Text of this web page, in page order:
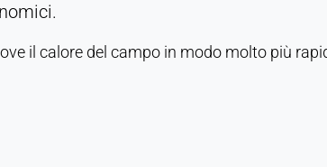
il calore del campo in modo molto più